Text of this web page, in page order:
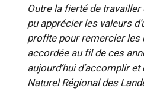
Outre la fierté de
pu apprécier les valeurs
profite pour remercier les
accordée au fil de ces
aujourd’hui d’accomplir
Naturel Régional des